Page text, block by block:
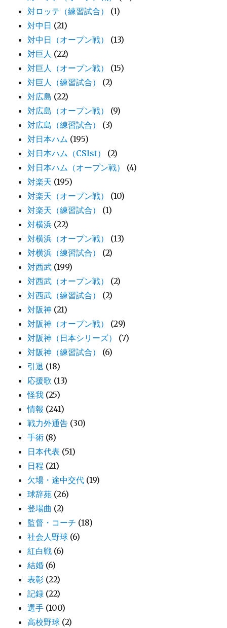
対ロッテ（練習試合）
(1)
対中日 (21)
対中日（オープン戦）
(13)
対巨人 (22)
対巨人（オープン戦）
(15)
対巨人（練習試合）
(2)
対広島 (22)
対広島（オープン戦）
(9)
対広島（練習試合）
(3)
対日本ハム (195)
対日本ハム（CS1st）
(2)
対日本ハム（オープン戦）
(4)
対楽天 (195)
対楽天（オープン戦）
(10)
対楽天（練習試合）
(1)
対横浜 (22)
対横浜（オープン戦）
(13)
対横浜（練習試合）
(2)
対西武 (199)
対西武（オープン戦）
(2)
対西武（練習試合）
(2)
対阪神 (21)
対阪神（オープン戦）
(29)
対阪神（日本シリーズ）
(7)
対阪神（練習試合）
(6)
引退 (18)
応援歌 (13)
怪我 (25)
情報 (241)
戦力外通告 (30)
手術 (8)
日本代表 (51)
日程 (21)
欠場・途中交代 (19)
球辞苑 (26)
登場曲 (2)
監督・コーチ (18)
社会人野球 (6)
紅白戦 (6)
結婚 (6)
表彰 (22)
記録 (22)
選手 (100)
高校野球 (2)